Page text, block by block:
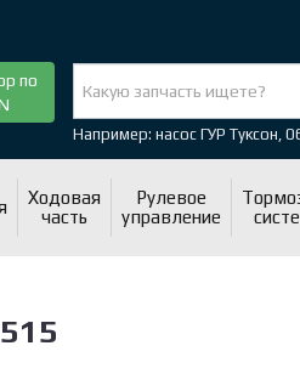
по
Например: насос ГУР Туксон,
Ходовая
часть
Рулевое
управление